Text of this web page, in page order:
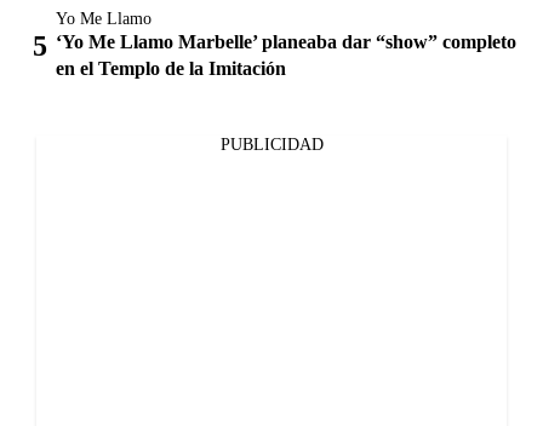
Yo Me Llamo
‘Yo Me Llamo Marbelle’ planeaba dar “show” completo
en el Templo de la Imitación
PUBLICIDAD